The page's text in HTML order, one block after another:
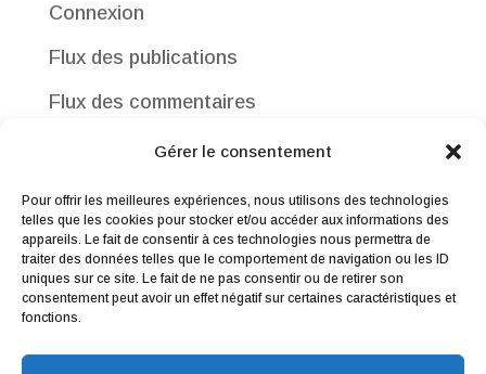
Gérer le consentement
Pour offrir les meilleures expériences, nous utilisons des technologies
telles que les cookies pour stocker et/ou accéder aux informations des
appareils. Le fait de consentir à ces technologies nous permettra de
traiter des données telles que le comportement de navigation ou les ID
uniques sur ce site. Le fait de ne pas consentir ou de retirer son
consentement peut avoir un effet négatif sur certaines caractéristiques et
fonctions.
Connexion
Flux des publications
Flux des commentaires
Site de WordPress-FR
Me contacter|Droit de rétractation|